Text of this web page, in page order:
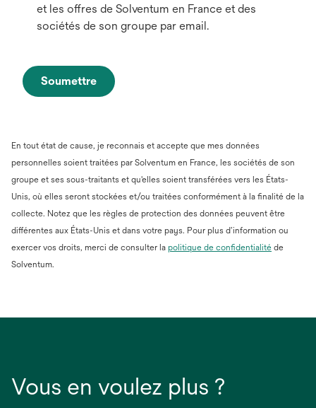
et les offres de Solventum en France et des
sociétés de son groupe par email.
Soumettre
En tout état de cause, je reconnais et accepte que mes données
personnelles soient traitées par Solventum en France, les sociétés de son
groupe et ses sous-traitants et qu'elles soient transférées vers les États-
Unis, où elles seront stockées et/ou traitées conformément à la finalité de la
collecte. Notez que les règles de protection des données peuvent être
différentes aux États-Unis et dans votre pays. Pour plus d’information ou
exercer vos droits, merci de consulter la politique de confidentialité s’ouvre
de
Solventum.
Vous en voulez plus ?